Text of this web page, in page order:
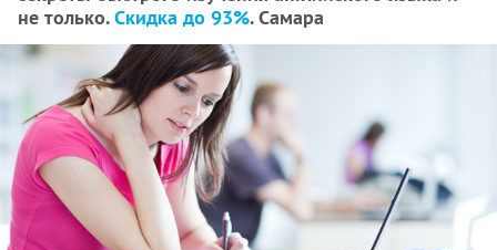
не только.Скидка до 93%. Самара